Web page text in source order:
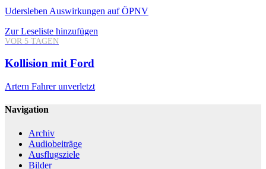
Udersleben Auswirkungen auf ÖPNV
Zur Leseliste hinzufügen
VOR 5 TAGEN
Kollision mit Ford
Artern Fahrer unverletzt
Navigation
Archiv
Audiobeiträge
Ausflugsziele
Bilder